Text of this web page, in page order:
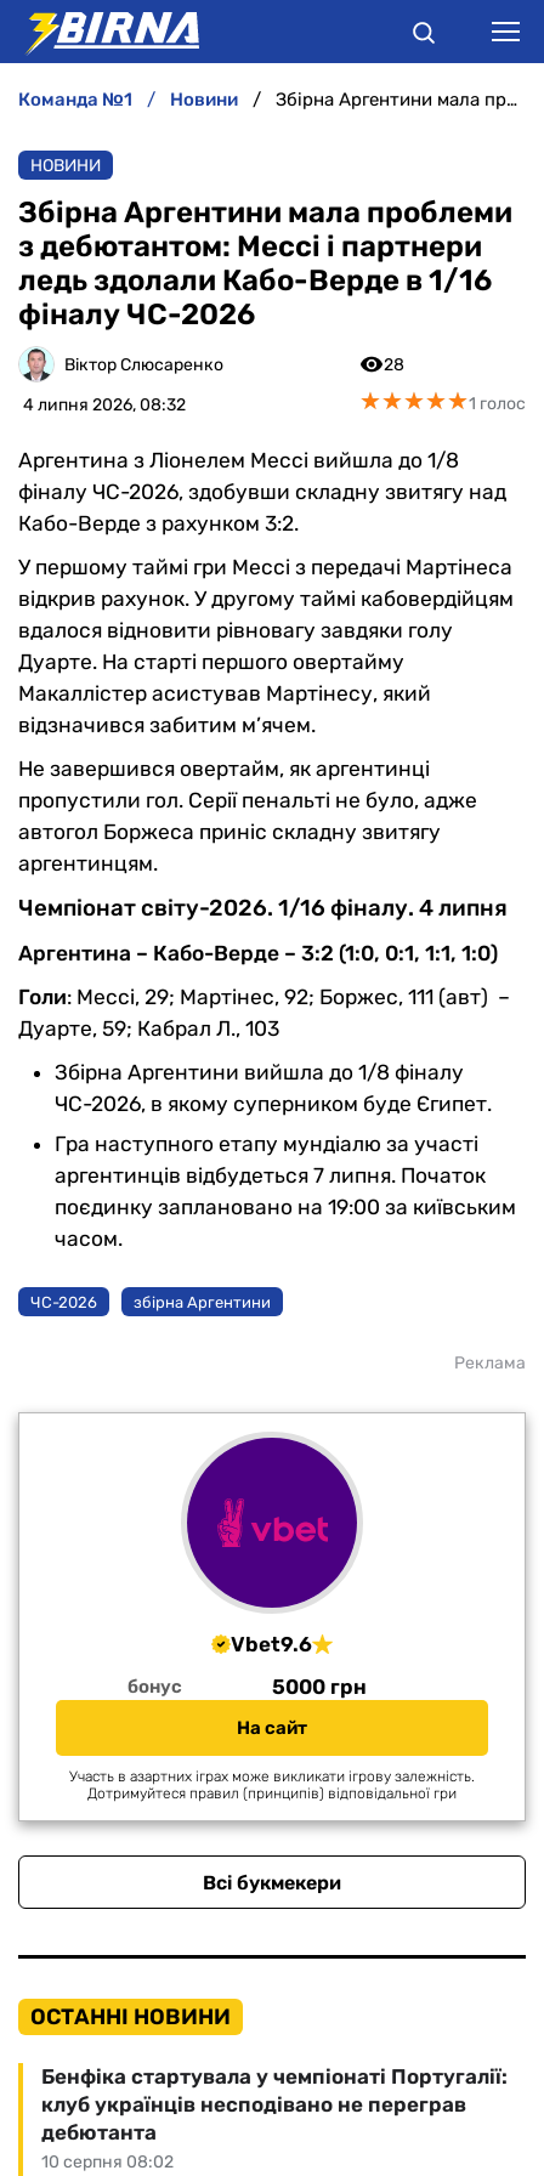
АНАЛІТИКА
ІНТЕРВ'Ю
РІЗНЕ
БУКМЕКЕРИ
команда №1 новини Збірна Аргентини мала проблеми з дебютантом: Мессі і партнери ледь здолали Кабо-Верде в 1/16 фіналу ЧС-2026
НОВИНИ
Збірна Аргентини мала проблеми
з дебютантом: Мессі і партнери
ледь здолали Кабо-Верде в 1/16
фіналу ЧС-2026
Віктор Слюсаренко
4 липня 2026, 08:32
28
★★★★★
★★★★★1 голос
Аргентина з Ліонелем Мессі вийшла до 1/8
фіналу ЧС-2026, здобувши складну звитягу над
Кабо-Верде з рахунком 3:2.
У першому таймі гри Мессі з передачі Мартінеса
відкрив рахунок. У другому таймі кабовердійцям
вдалося відновити рівновагу завдяки голу
Дуарте. На старті першого овертайму
Макаллістер асистував Мартінесу, який
відзначився забитим м’ячем.
Не завершився овертайм, як аргентинці
пропустили гол. Серії пенальті не було, адже
автогол Боржеса приніс складну звитягу
аргентинцям.
Чемпіонат світу-2026. 1/16 фіналу. 4 липня
Аргентина – Кабо-Верде – 3:2 (1:0, 0:1, 1:1, 1:0)
Голи: Мессі, 29; Мартінес, 92; Боржес, 111 (авт) –
Дуарте, 59; Кабрал Л., 103
Збірна Аргентини вийшла до 1/8 фіналу
ЧС-2026, в якому суперником буде Єгипет.
Гра наступного етапу мундіалю за участі
аргентинців відбудеться 7 липня. Початок
поєдинку заплановано на 19:00 за київським
часом.
ЧС-2026 збірна Аргентини
Реклама
Vbet9.6
бонус 5000 грн
На сайт
Участь в азартних іграх може викликати ігрову залежність.
Дотримуйтеся правил (принципів) відповідальної гри
Всі букмекери
ОСТАННІ НОВИНИ
10 серпня 08:02
Бенфіка стартувала у чемпіонаті Португалії:
клуб українців несподівано не переграв
дебютанта